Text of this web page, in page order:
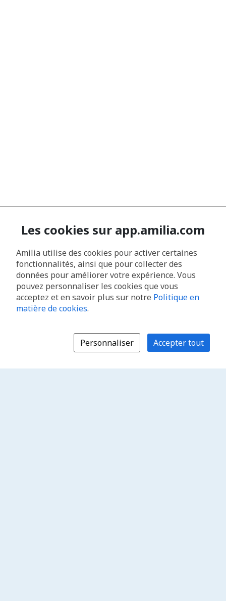
Les cookies sur app.amilia.com
Amilia utilise des cookies pour activer certaines
fonctionnalités, ainsi que pour collecter des
données pour améliorer votre expérience. Vous
pouvez personnaliser les cookies que vous
acceptez et en savoir plus sur notre Politique en
matière de cookies.
Personnaliser Accepter tout